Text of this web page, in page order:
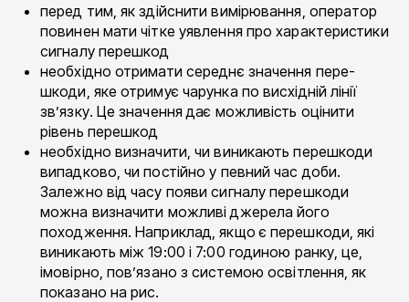
перед тим, як здійснити вимірювання, опера­тор
повинен мати чітке уявлення про характеристи­ки
сигналу перешкод
необхідно отримати середнє значення пере­
шкоди, яке отримує чарунка по висхідній лінії
зв’яз­ку. Це значення дає можливість оцінити
рівень пере­шкод
необхідно визначити, чи виникають перешкоди
випадково, чи постійно у певний час доби.
Залежно від часу появи сигналу перешкоди
можна визначити можливі джерела його
походження. Наприклад, якщо є перешкоди, які
виникають між 19:00 і 7:00 го­диною ранку, це,
імовірно, пов’язано з системою освітлення, як
показано на рис.